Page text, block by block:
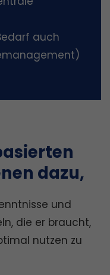
auch
dazu,
und
die er braucht,
nutzen zu